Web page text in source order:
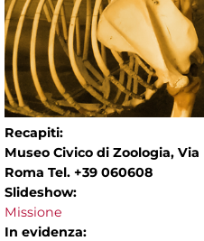
Recapiti:
Museo Civico di Zoologia,
Roma Tel. +39 060608
Slideshow:
Missione
In evidenza: